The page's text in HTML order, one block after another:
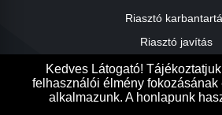
Riasztó
Riasztó javítás
Riasztók árai
Riasztó akció
Kedves Látogató!
felhasználói élmény fokozásának
alkalmazunk. A honlapunk